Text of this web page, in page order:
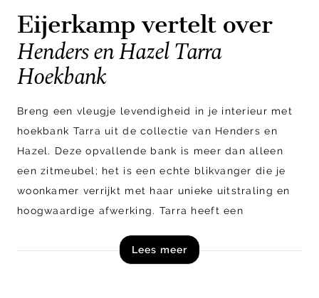
Eijerkamp vertelt over
Henders en Hazel Tarra
Hoekbank
Breng een vleugje levendigheid in je interieur met
hoekbank Tarra uit de collectie van Henders en
Hazel. Deze opvallende bank is meer dan alleen
een zitmeubel; het is een echte blikvanger die je
woonkamer verrijkt met haar unieke uitstraling en
hoogwaardige afwerking. Tarra heeft een
nodigt uit om neer te ploffen en te ontspannen.
Lees meer